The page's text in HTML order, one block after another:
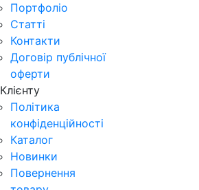
Портфоліо
Статті
Контакти
Договір публічної
оферти
Клієнту
Політика
конфіденційності
Каталог
Новинки
Повернення